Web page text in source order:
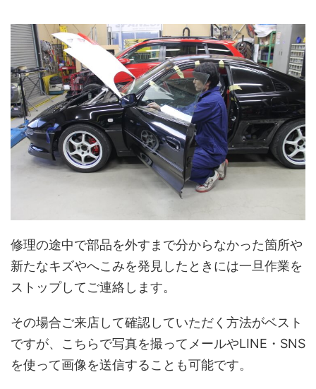
修理の途中で部品を外すまで分からなかった箇所や
新たなキズやへこみを発見したときには一旦作業を
ストップしてご連絡します。
その場合ご来店して確認していただく方法がベスト
ですが、こちらで写真を撮ってメールやLINE・SNS
を使って画像を送信することも可能です。